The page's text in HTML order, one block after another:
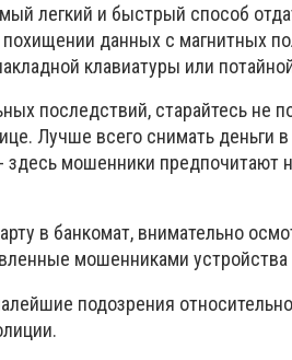
легкий и быстрый способ
данных с магнитных
клавиатуры или
последствий, старайтесь не
Лучше всего снимать деньги
здесь мошенники предпочитают
в банкомат, внимательно
мошенниками
подозрения